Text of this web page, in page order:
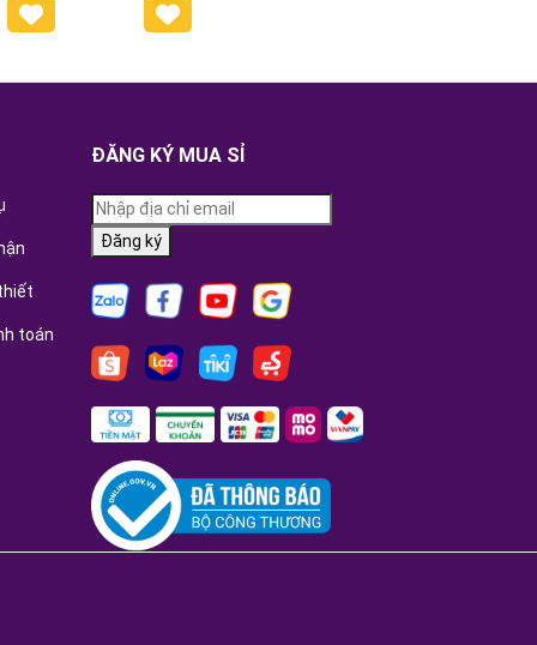
toán
ĐĂNG KÝ MUA SỈ
Đăng ký